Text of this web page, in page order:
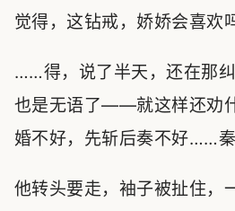
觉得，这钻戒，娇娇会喜欢
……得，说了半天，还在那
也是无语了——就这样还劝
婚不好，先斩后奏不好……秦
他转头要走，袖子被扯住，